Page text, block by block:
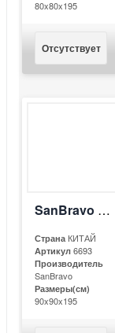
80x80x195
Отсутствует
SanBravo SB-E913
СтранаКИТАЙ
Артикул 6693
Производитель
SanBravo
Размеры(см)
90x90x195